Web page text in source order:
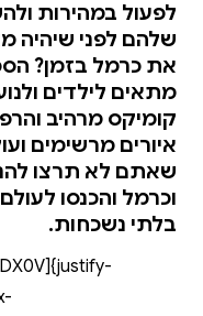
לפעול במהירות
שלהם לפני שיהיה
את כרמל בזמן?
מתאים לילדים
קומיקס מרהיב
איורים מרשימים
שאתם לא תרצו
וכרמל והכנסו
בלתי נשכחות.